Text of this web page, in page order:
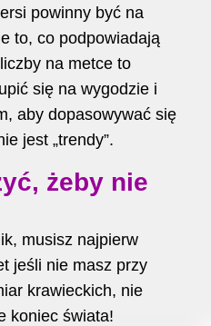
powinny być na
to, co podpowiadają
na metce to
się na wygodzie i
aby dopasowywać się
jest „trendy”.
żeby nie
musisz najpierw
jeśli nie masz przy
krawieckich, nie
koniec świata!